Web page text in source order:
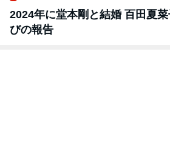
2024年に堂本剛と結婚 百田夏
びの報告